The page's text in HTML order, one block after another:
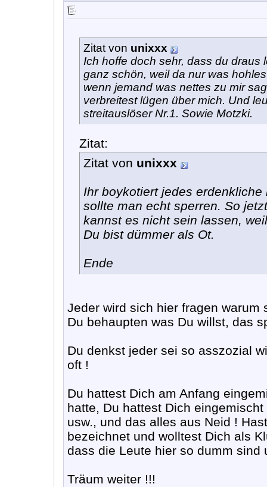
Zitat von unixxx
Ich hoffe doch sehr, dass du draus
ganz schön, weil da nur was
wenn jemand was nettes zu mir
verbreitest lügen über mich. Und
streitauslöser Nr.1. Sowie Motzki.
Zitat:
Zitat von unixxx
Ihr boykotiert jedes
sollte man echt sperren. So
kannst es nicht sein lassen,
Du bist dümmer als Ot.
Ende
Jeder wird sich hier fragen
Du behaupten was Du willst, das
Du denkst jeder sei so asszozial
oft !
Du hattest Dich am Anfang
hatte, Du hattest Dich
usw., und das alles aus Neid !
bezeichnet und wolltest Dich als
dass die Leute hier so dumm sind
Träum weiter !!!